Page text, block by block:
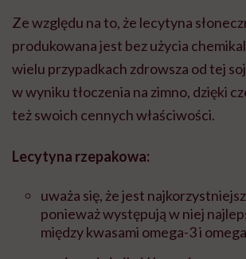
Ze względu na to, że lecytyna
produkowana jest bez użycia
wielu przypadkach zdrowsza od tej
w wyniku tłoczenia na zimno, dzięki
też swoich cennych właściwości.
Lecytyna rzepakowa:
uważa się, że jest
ponieważ występują w niej
między kwasami omega-3 i